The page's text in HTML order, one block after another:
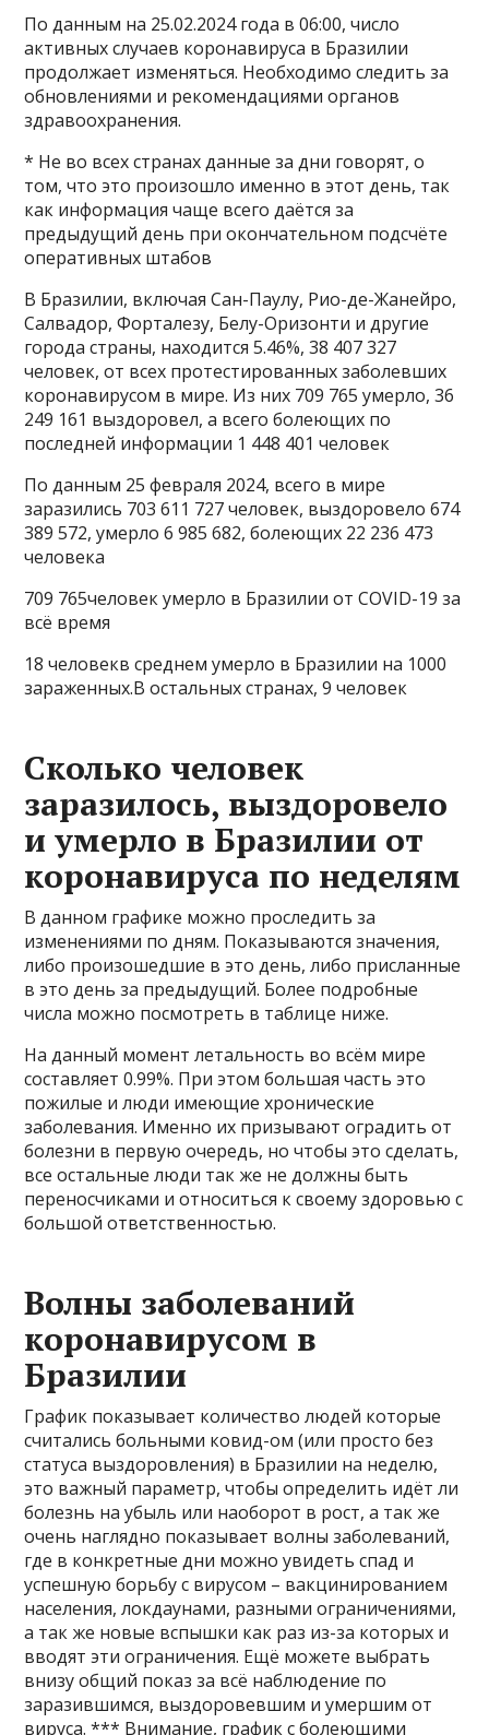
По данным на 25.02.2024 года в 06:00, число
активных случаев коронавируса в Бразилии
продолжает изменяться. Необходимо следить за
обновлениями и рекомендациями органов
здравоохранения.
* Не во всех странах данные за дни говорят, о
том, что это произошло именно в этот день, так
как информация чаще всего даётся за
предыдущий день при окончательном подсчёте
оперативных штабов
В Бразилии, включая Сан-Паулу, Рио-де-Жанейро,
Салвадор, Форталезу, Белу-Оризонти и другие
города страны, находится 5.46%, 38 407 327
человек, от всех протестированных заболевших
коронавирусом в мире. Из них 709 765 умерло, 36
249 161 выздоровел, а всего болеющих по
последней информации 1 448 401 человек
По данным 25 февраля 2024, всего в мире
заразились 703 611 727 человек, выздоровело 674
389 572, умерло 6 985 682, болеющих 22 236 473
человека
709 765человек умерло в Бразилии от COVID-19 за
всё время
18 человекв среднем умерло в Бразилии на 1000
зараженных.В остальных странах, 9 человек
Сколько человек
заразилось, выздоровело
и умерло в Бразилии от
коронавируса по неделям
В данном графике можно проследить за
изменениями по дням. Показываются значения,
либо произошедшие в это день, либо присланные
в это день за предыдущий. Более подробные
числа можно посмотреть в таблице ниже.
На данный момент летальность во всём мире
составляет 0.99%. При этом большая часть это
пожилые и люди имеющие хронические
заболевания. Именно их призывают оградить от
болезни в первую очередь, но чтобы это сделать,
все остальные люди так же не должны быть
переносчиками и относиться к своему здоровью с
большой ответственностью.
Волны заболеваний
коронавирусом в
Бразилии
График показывает количество людей которые
считались больными ковид-ом (или просто без
статуса выздоровления) в Бразилии на неделю,
это важный параметр, чтобы определить идёт ли
болезнь на убыль или наоборот в рост, а так же
очень наглядно показывает волны заболеваний,
где в конкретные дни можно увидеть спад и
успешную борьбу с вирусом – вакцинированием
населения, локдаунами, разными ограничениями,
а так же новые вспышки как раз из-за которых и
вводят эти ограничения. Ещё можете выбрать
внизу общий показ за всё наблюдение по
заразившимся, выздоровевшим и умершим от
вируса. *** Внимание, график с болеющими